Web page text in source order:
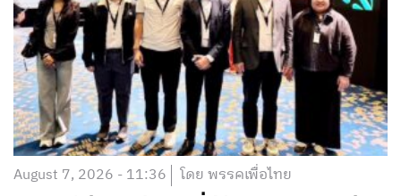
August 7, 2026 - 11:36 โดย พรรคเพื่อไทย